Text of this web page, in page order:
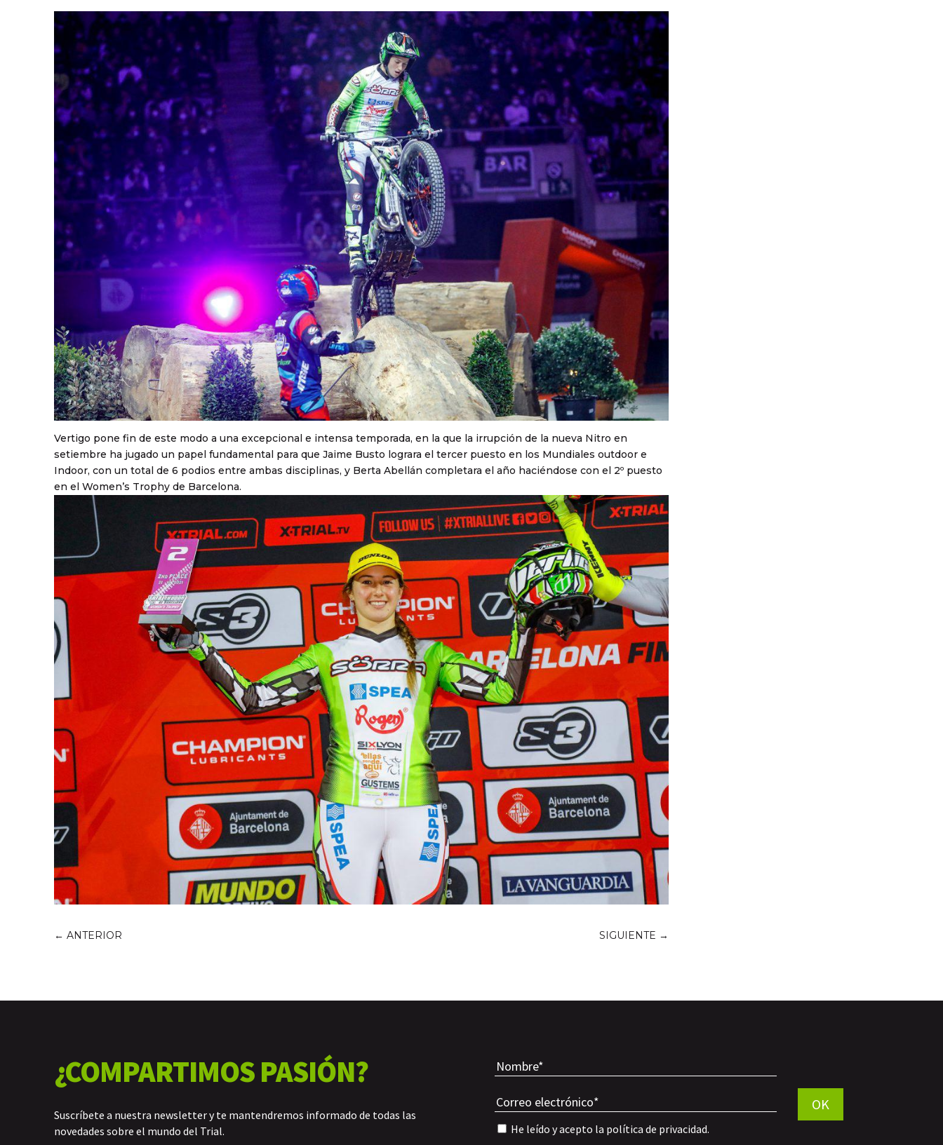
Vertigo pone fin de este modo a una excepcional e intensa temporada, en la que la irrupción de la nueva Nitro en
setiembre ha jugado un papel fundamental para que Jaime Busto lograra el tercer puesto en los Mundiales outdoor e
Indoor, con un total de 6 podios entre ambas disciplinas, y Berta Abellán completara el año haciéndose con el 2º puesto
en el Women’s Trophy de Barcelona.
← ANTERIOR SIGUIENTE →
¿COMPARTIMOS PASIÓN?
Suscríbete a nuestra newsletter y te mantendremos informado de todas las
novedades sobre el mundo del Trial.
He leído y acepto la política de privacidad.
OK